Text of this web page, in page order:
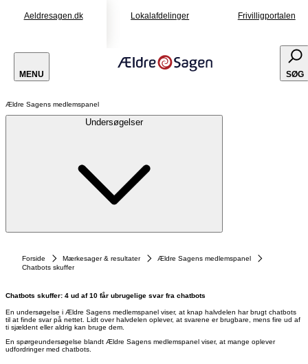
Aeldresagen.dk Lokalafdelinger Frivilligportalen
MENU SØG
Ældre Sagens medlemspanel
Undersøgelser
Forside Mærkesager & resultater
Ældre Sagens medlemspanel
Chatbots skuffer
Chatbots skuffer: 4 ud af 10 får ubrugelige svar fra chatbots
En undersøgelse i Ældre Sagens medlemspanel viser, at knap halvdelen har brugt chatbots
til at finde svar på nettet. Lidt over halvdelen oplever, at svarene er brugbare, mens fire ud af
ti sjældent eller aldrig kan bruge dem.
En spørgeundersøgelse blandt Ældre Sagens medlemspanel viser, at mange oplever
udfordringer med chatbots.